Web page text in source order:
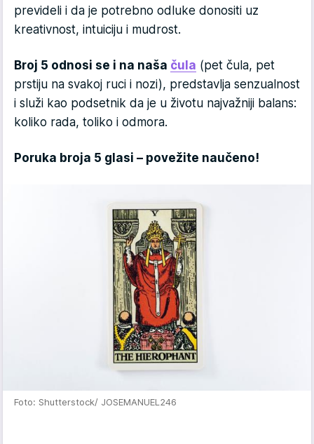
prevideli i da je potrebno odluke donositi uz
kreativnost, intuiciju i mudrost.
Broj 5 odnosi se i na naša čula (pet čula, pet
prstiju na svakoj ruci i nozi), predstavlja senzualnost
i služi kao podsetnik da je u životu najvažniji balans:
koliko rada, toliko i odmora.
Poruka broja 5 glasi – povežite naučeno!
Foto: Shutterstock/ JOSEMANUEL246